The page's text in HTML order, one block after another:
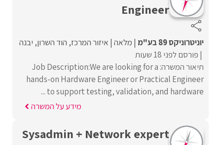
Engineer
יוניטרוניקס 89 בע"מ מלאה איזור המרכז הוד השרון יבנה
פורסם לפני 18 שעות
תיאור המשרה: Job Description:We are looking for a
hands-on Hardware Engineer or Practical Engineer
to support testing, validation, and hardware ...
מידע על המשרה
Sysadmin + Network expert